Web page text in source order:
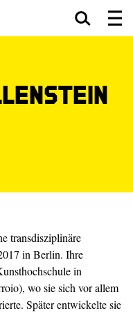
transdisziplinäre
in Berlin. Ihre
in
wo sie sich vor allem
Später entwickelte sie